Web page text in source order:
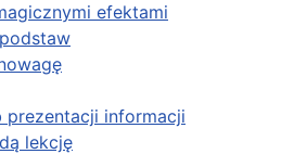
efektami
prezentacji informacji
lekcję